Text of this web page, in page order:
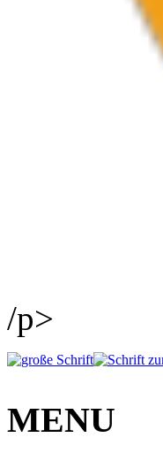
/p>
MENU